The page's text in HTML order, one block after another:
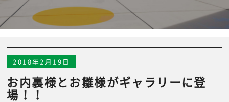
2018年2月19日
お内裏様とお雛様がギャラリーに登
場！！